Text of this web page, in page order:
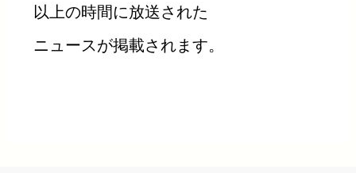
以上の時間に放送された
ニュースが掲載されます。